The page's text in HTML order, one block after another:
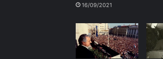
16/09/2021